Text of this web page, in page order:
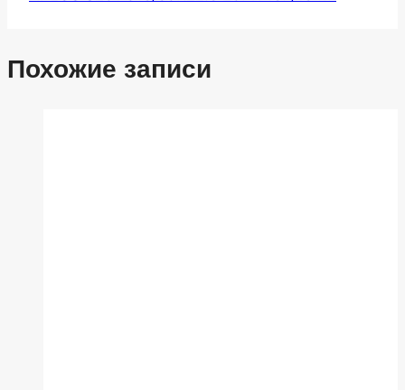
Похожие записи